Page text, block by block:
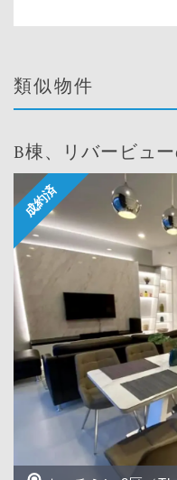
類似物件
B棟、リバービュ